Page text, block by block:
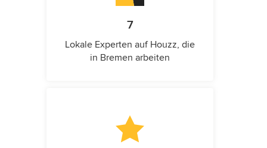
7
Lokale Experten auf Houzz, die
in Bremen arbeiten